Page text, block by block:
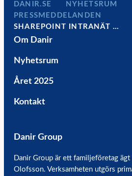
DANIR
NYHETSRUM
PRESSMEDDELANDEN
SHAREPOINT INTRANÄT …
Om Danir
Nyhetsrum
Året 2025
Kontakt
Danir Group
Danir Group är ett familjeföretag
Olofsson. Verksamheten utgörs